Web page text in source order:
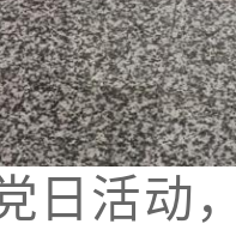
日活动